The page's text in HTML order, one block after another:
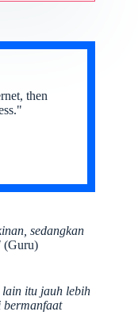
then
sedangkan
(Guru)
itu jauh lebih
bermanfaat